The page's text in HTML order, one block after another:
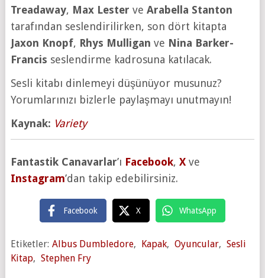
Treadaway, Max Lester ve Arabella Stanton
tarafından seslendirilirken, son dört kitapta
Jaxon Knopf, Rhys Mulligan ve Nina Barker-
Francis seslendirme kadrosuna katılacak.
Sesli kitabı dinlemeyi düşünüyor musunuz?
Yorumlarınızı bizlerle paylaşmayı unutmayın!
Kaynak: Variety
Fantastik Canavarlar’ı Facebook, Xve
Instagram’dan takip edebilirsiniz.
Facebook X WhatsApp
Etiketler: Albus Dumbledore, Kapak, Oyuncular, Sesli
Kitap, Stephen Fry